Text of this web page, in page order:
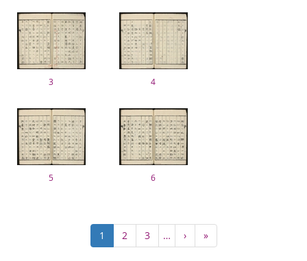
3 4
5 6
Current
page
1 Page
2 Page
3 …
Next
page
›
Last
page
»